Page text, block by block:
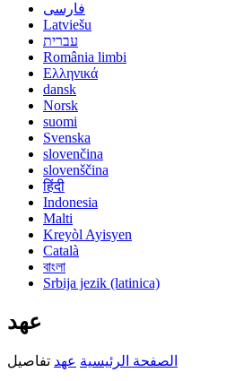
فارسی
Latviešu
עברית
România limbi
Ελληνικά
dansk
Norsk
suomi
Svenska
slovenčina
slovenščina
हिंदी
Indonesia
Malti
Kreyòl Ayisyen
Català
বাংলা
Srbija jezik (latinica)
عهد
الصفحة الرئيسية عهد تفاصيل